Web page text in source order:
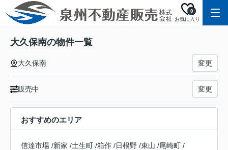
お気に入り
0
大久保南の物件一覧
大久保南 変更
販売中 変更
おすすめのエリア
信達市場 /新家 /土生町 /箱作 /日根野 /東山 /尾崎町 /